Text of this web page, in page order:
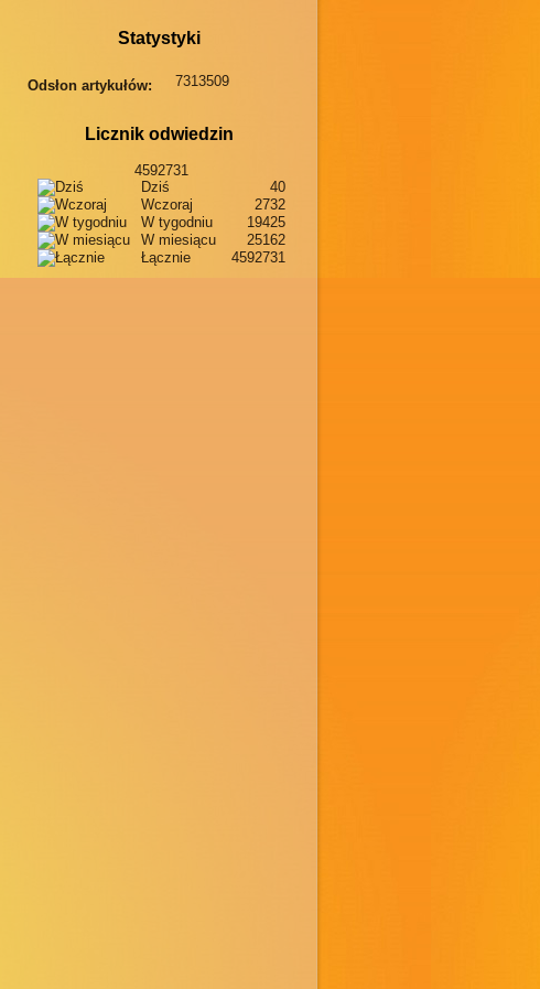
Statystyki
Odsłon artykułów: 7313509
Licznik odwiedzin
4592731
Dziś
40
Wczoraj
2732
W tygodniu
19425
W miesiącu
25162
Łącznie
4592731